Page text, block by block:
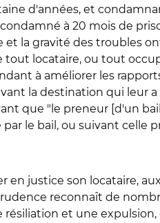
d'années, et
à 20 mois de
la gravité des troubles
locataire, ou tout
à améliorer les
la destination qui leur
que "le preneur [d'un
le bail, ou suivant celle
en justice son locataire,
reconnaît de
et une